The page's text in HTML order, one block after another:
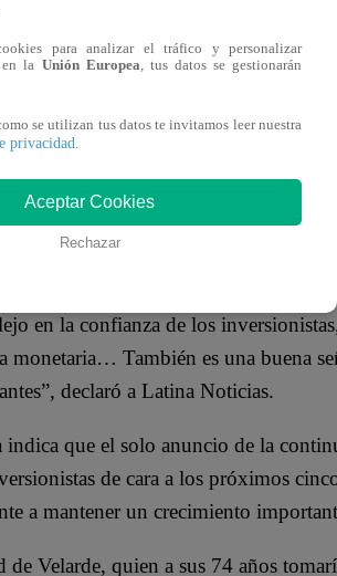
del Banco Central de
con su política monetaria.
denuncia
inmediatas
en la confianza de los
monetaria… También es una buena
declaró a Latina Noticias.
indica que el solo anuncio de la
de cara a los próximos
a mantener un crecimiento
de Velarde, quien a sus 74 años
para analizar el tráfico y personalizar
en la Unión Europea, tus datos se gestionarán
se utilizan tus datos te invitamos leer nuestra
privacidad.
Aceptar Cookies
Rechazar